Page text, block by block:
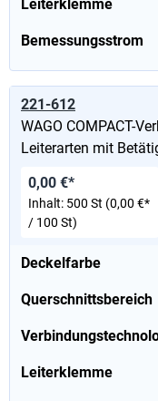
Leiterklemme
Bemessungsstrom
221-612
WAGO COMPACT-
Leiterarten mit
Deckelfarbe
Querschnittsbereich
Leiterklemme
0,00 €*
Inhalt: 500 St (0,00 €*
/ 100 St)